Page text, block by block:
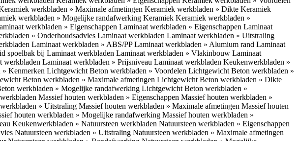
werkbladen » Maximale afmetingen Keramiek werkbladen » Dikte Keramiek
werkbladen » Mogelijke randafwerking Keramiek Keramiek werkbladen »
werkbladen » Eigenschappen Laminaat werkbladen » Eigenschappen Laminaat
» Onderhoudsadvies Laminaat werkbladen Laminaat werkbladen » Uitstraling
Laminaat werkbladen » ABS/PPLaminaat werkbladen » Alumium rand Laminaat
spoelbak bij Laminaat werkbladen Laminaat werkbladen » Vlakinbouw Laminaat
werkbladen Laminaat werkbladen » Prijsniveau Laminaat werkbladen Keukenwerkbladen »
Kenmerken Lichtgewicht Beton werkbladen » Voordelen Lichtgewicht Beton werkbladen »
Beton werkbladen » Maximale afmetingen Lichtgewicht Beton werkbladen » Dikte
werkbladen » Mogelijke randafwerking Lichtgewicht Beton werkbladen »
Massief houten werkbladen » Eigenschappen Massief houten werkbladen »
» Uitstraling Massief houten werkbladen » Maximale afmetingen Massief houten
houten werkbladen » Mogelijke randafwerking Massief houten werkbladen »
Keukenwerkbladen » Natuursteen werkbladen Natuursteen werkbladen » Eigenschappen
Natuursteen werkbladen » Uitstraling Natuursteen werkbladen » Maximale afmetingen